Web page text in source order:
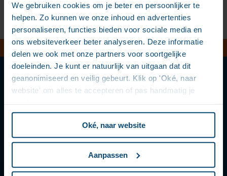
We gebruiken cookies om je beter en persoonlijker te
helpen. Zo kunnen we onze inhoud en advertenties
personaliseren, functies bieden voor sociale media en
ons websiteverkeer beter analyseren. Deze informatie
delen we ook met onze partners voor soortgelijke
doeleinden. Je kunt er natuurlijk van uitgaan dat dit
geanonimiseerd en veilig gebeurt. Klik op 'Oké, naar
website' om alles te accepteren of pas handmatig je
Oké, naar website
Aanpassen
LIRE LA SUITE
Société
Direction